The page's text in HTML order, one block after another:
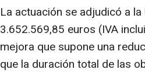
La actuación se adjudicó a
3.652.569,85 euros (IVA
mejora que supone una
que la duración total de las